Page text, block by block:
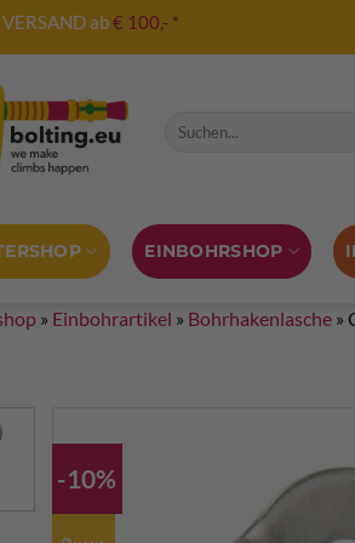
ab€ 100,- *
Suche nach:
EINBOHRSHOP
» Einbohrartikel » Bohrhakenlasche »
-10%